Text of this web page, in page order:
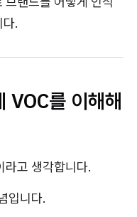
.
를 이해해
라고 생각합니다.
입니다.